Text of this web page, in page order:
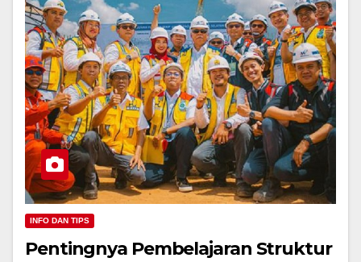
INFO DAN TIPS
Pentingnya Pembelajaran Struktur